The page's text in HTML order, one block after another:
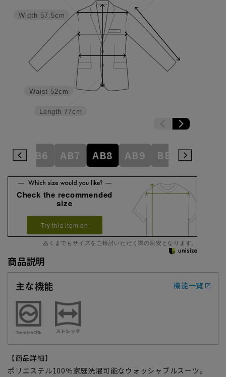
Length 77cm
Waist 52cm
Width 57.5cm
AB6 AB7 AB8 AB9 BE3 BE4
Check the recommended
size
Try this item on
あくまでもサイズをご検討いただく際の目安となります。
商品説明
主な機能
機能一覧
【商品詳細】
ポリエステル100％家庭洗濯可能なウォッシャブルスーツ。